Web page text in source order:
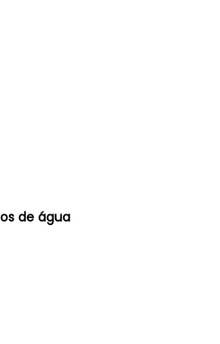
de água